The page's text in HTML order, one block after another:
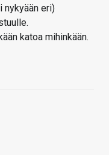
nykyään eri)
katoa mihinkään.